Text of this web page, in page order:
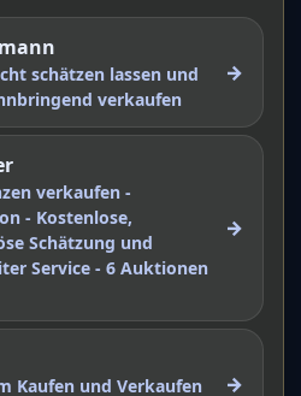
schätzen lassen und
verkaufen
→
verkaufen -
- Kostenlose,
Schätzung und
Service - 6 Auktionen
→
Kaufen und Verkaufen
→